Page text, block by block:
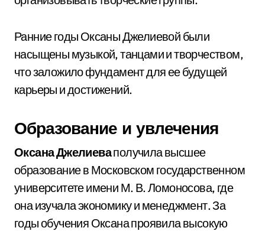
Ранние годы Оксаны Джелиевой были
насыщены музыкой, танцами и творчеством,
что заложило фундамент для ее будущей
карьеры и достижений.
Образование и увлечения
Оксана Джелиеваполучила высшее
образование в Московском государственном
университете имени М. В. Ломоносова, где
она изучала экономику и менеджмент. За
годы обучения Оксана проявила высокую